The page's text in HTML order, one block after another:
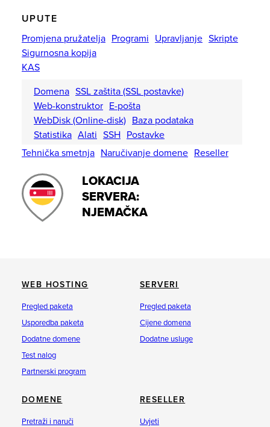
UPUTE
Promjena pružatelja Programi Upravljanje Skripte
Sigurnosna kopija
KAS
Domena SSL zaštita (SSL postavke)
Web-konstruktor E-pošta
WebDisk (Online-disk) Baza podataka
Statistika Alati SSH Postavke
Tehnička smetnja Naručivanje domene Reseller
LOKACIJA
SERVERA:
NJEMAČKA
WEB HOSTING
Pregled paketa
Usporedba paketa
Dodatne domene
Test nalog
Partnerski program
SERVERI
Pregled paketa
Cijene domena
Dodatne usluge
DOMENE
Pretraži i naruči
RESELLER
Uvjeti